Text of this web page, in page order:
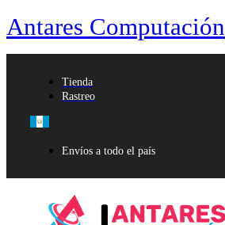
Antares Computación
Tienda
Rastreo
Envíos a todo el país